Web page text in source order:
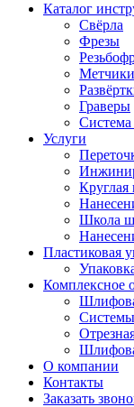
Каталог
Свёрла
Фрезы
Метчики
Граверы
Услуги
Школа
Пластиковая
Комплексное
О компании
Контакты
Заказать